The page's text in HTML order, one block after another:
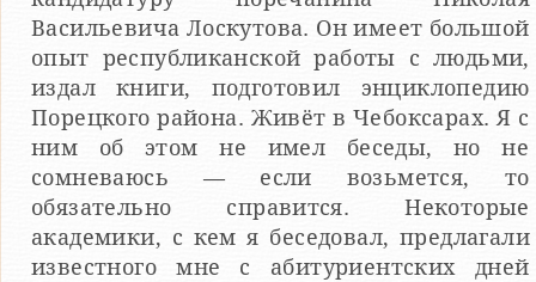
Васильевича Лоскутова. Он имеет большой
опыт республиканской работы с людьми,
издал книги, подготовил энциклопедию
Порецкого района. Живёт в Чебоксарах. Я с
ним об этом не имел беседы, но не
сомневаюсь — если возьмется, то
обязательно справится. Некоторые
академики, с кем я беседовал, предлагали
известного мне с абитуриентских дней